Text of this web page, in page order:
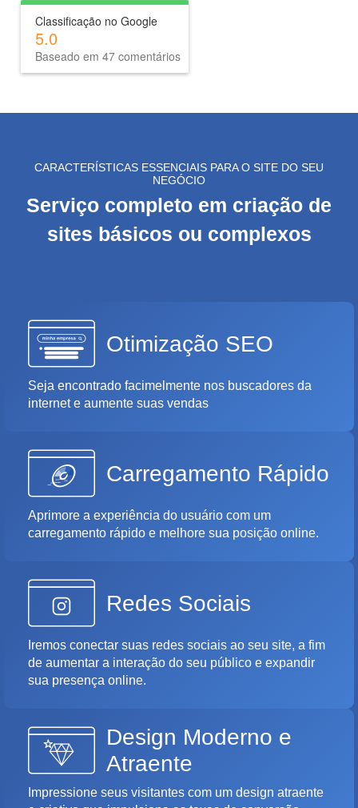
Classificação no Google
5.0
Baseado em 47 comentários
CARACTERÍSTICAS ESSENCIAIS PARA O SITE DO SEU
NEGÓCIO
Serviço completo em criação de
sites básicos ou complexos
Otimização SEO
Seja encontrado facimelmente nos buscadores da
internet e aumente suas vendas
Carregamento Rápido
Aprimore a experiência do usuário com um
carregamento rápido e melhore sua posição online.
Redes Sociais
Iremos conectar suas redes sociais ao seu site, a fim
de aumentar a interação do seu público e expandir
sua presença online.
Design Moderno e
Atraente
Impressione seus visitantes com um design atraente
P
o
e
o
WHATSAPP: (62) 99168 - 8014